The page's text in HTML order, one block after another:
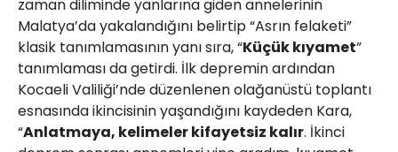
zaman diliminde yanlarına giden annelerinin
Malatya’da yakalandığını belirtip “Asrın felaketi”
klasik tanımlamasının yanı sıra, “Küçük kıyamet”
tanımlaması da getirdi. İlk depremin ardından
Kocaeli Valiliği’nde düzenlenen olağanüstü toplantı
esnasında ikincisinin yaşandığını kaydeden Kara,
“Anlatmaya, kelimeler kifayetsiz kalır. İkinci